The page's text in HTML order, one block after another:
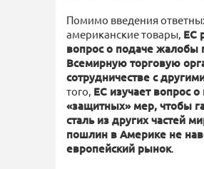
Помимо введения
американские товары, ЕС
вопрос о подаче
Всемирную торговую
сотрудничестве с
того, ЕС изучает вопрос о
«защитных» мер, чтобы
сталь из других частей
пошлин в Америке не
европейский рынок.